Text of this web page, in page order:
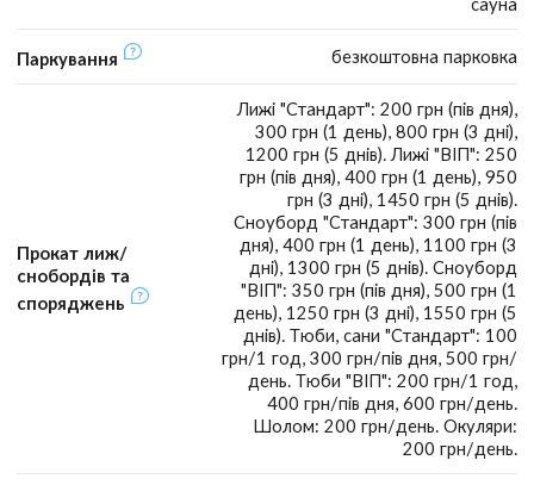
Паркування безкоштовна парковка
Прокат лиж/
снобордів та
споряджень
Лижі "Стандарт": 200 грн (пів дня),
300 грн (1 день), 800 грн (3 дні),
1200 грн (5 днів). Лижі "ВІП": 250
грн (пів дня), 400 грн (1 день), 950
грн (3 дні), 1450 грн (5 днів).
Сноуборд "Стандарт": 300 грн (пів
дня), 400 грн (1 день), 1100 грн (3
дні), 1300 грн (5 днів). Сноуборд
"ВІП": 350 грн (пів дня), 500 грн (1
день), 1250 грн (3 дні), 1550 грн (5
днів). Тюби, сани "Стандарт": 100
грн/1 год, 300 грн/пів дня, 500 грн/
день. Тюби "ВІП": 200 грн/1 год,
400 грн/пів дня, 600 грн/день.
Шолом: 200 грн/день. Окуляри:
200 грн/день.